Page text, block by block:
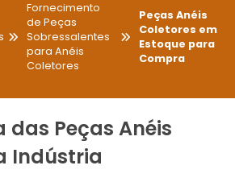
Fornecimento
de Peças
Sobressalentes
para Anéis
Coletores
Peças Anéis
Coletores em
Estoque para
Compra
Peças Anéis
Indústria